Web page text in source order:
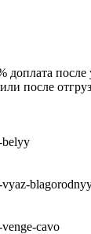
доплата
после
cavo